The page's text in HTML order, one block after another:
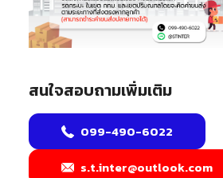
สนใจสอบถามเพิ่มเติม
099-490-6022
s.t.inter@outlook.com